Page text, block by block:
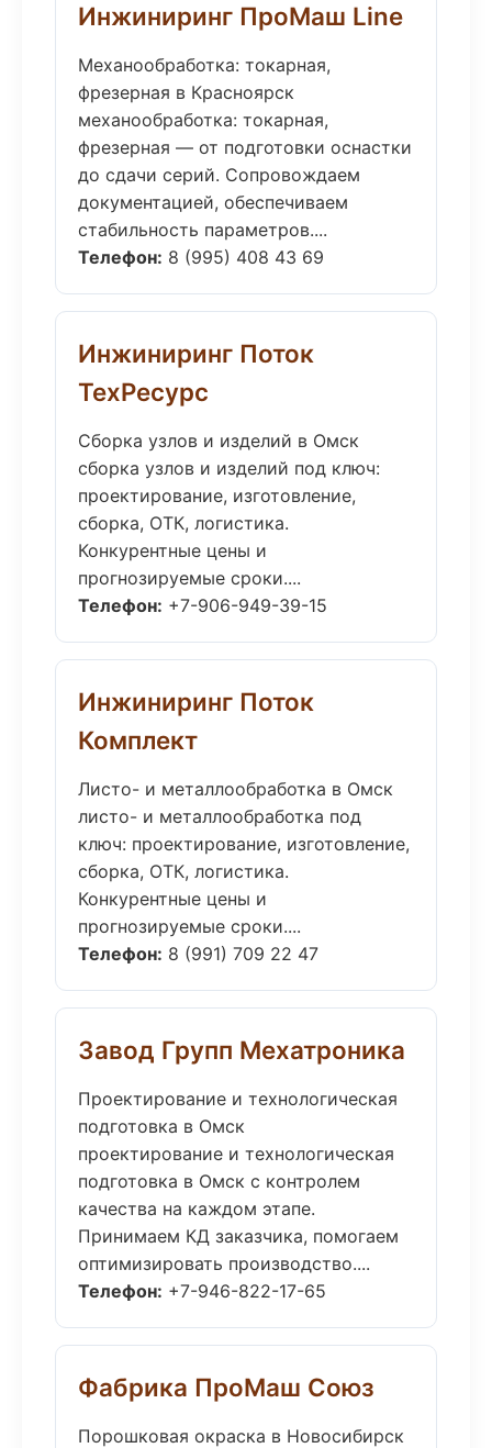
Инжиниринг ПроМаш Line
Механообработка: токарная,
фрезерная в Красноярск
механообработка: токарная,
фрезерная — от подготовки оснастки
до сдачи серий. Сопровождаем
документацией, обеспечиваем
стабильность параметров....
Телефон: 8 (995) 408 43 69
Инжиниринг Поток
ТехРесурс
Сборка узлов и изделий в Омск
сборка узлов и изделий под ключ:
проектирование, изготовление,
сборка, ОТК, логистика.
Конкурентные цены и
прогнозируемые сроки....
Телефон: +7-906-949-39-15
Инжиниринг Поток
Комплект
Листо- и металлообработка в Омск
листо- и металлообработка под
ключ: проектирование, изготовление,
сборка, ОТК, логистика.
Конкурентные цены и
прогнозируемые сроки....
Телефон: 8 (991) 709 22 47
Завод Групп Мехатроника
Проектирование и технологическая
подготовка в Омск
проектирование и технологическая
подготовка в Омск с контролем
качества на каждом этапе.
Принимаем КД заказчика, помогаем
оптимизировать производство....
Телефон: +7-946-822-17-65
Фабрика ПроМаш Союз
Порошковая окраска в Новосибирск